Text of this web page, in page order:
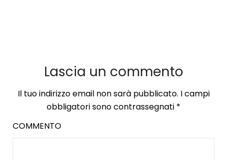
Lascia un commento
Il tuo indirizzo email non sarà pubblicato. I campi
obbligatori sono contrassegnati *
COMMENTO